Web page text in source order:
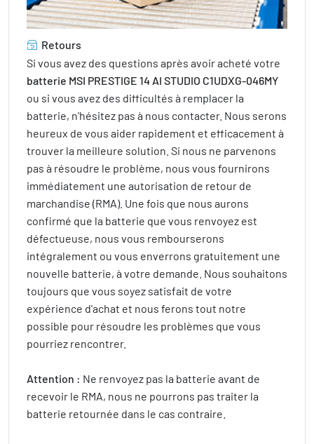
Retours
Si vous avez des questions après avoir acheté votre
batterie MSI PRESTIGE 14 AI STUDIO C1UDXG-046MY
ou si vous avez des difficultés à remplacer la
batterie, n'hésitez pas à nous contacter. Nous serons
heureux de vous aider rapidement et efficacement à
trouver la meilleure solution. Si nous ne parvenons
pas à résoudre le problème, nous vous fournirons
immédiatement une autorisation de retour de
marchandise (RMA). Une fois que nous aurons
confirmé que la batterie que vous renvoyez est
défectueuse, nous vous rembourserons
intégralement ou vous enverrons gratuitement une
nouvelle batterie, à votre demande. Nous souhaitons
toujours que vous soyez satisfait de votre
expérience d'achat et nous ferons tout notre
possible pour résoudre les problèmes que vous
pourriez rencontrer.
Attention : Ne renvoyez pas la batterie avant de
recevoir le RMA, nous ne pourrons pas traiter la
batterie retournée dans le cas contraire.